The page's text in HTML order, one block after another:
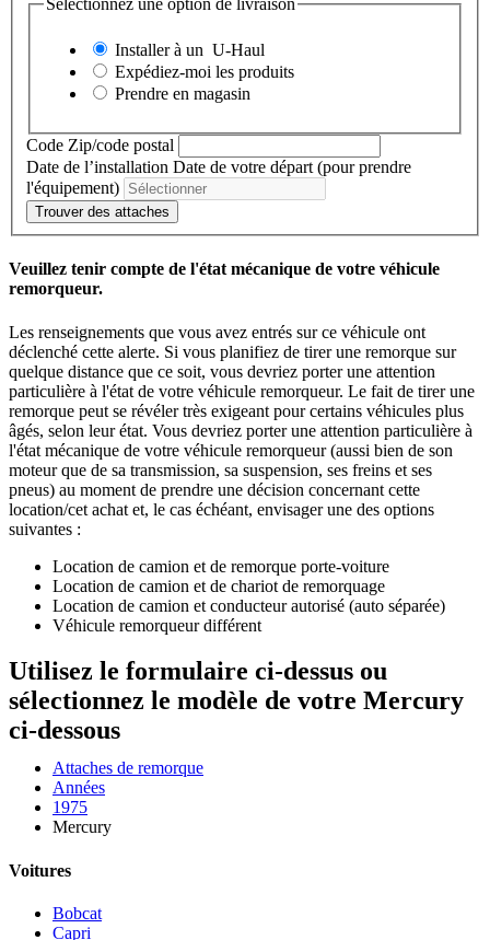
Sélectionnez une option de livraison
Installer à un U-Haul
Expédiez-moi les produits
Prendre en magasin
Code Zip/code postal
Date de l’installation Date de votre départ (pour prendre
l'équipement)
Trouver des attaches
Veuillez tenir compte de l'état mécanique de votre véhicule
remorqueur.
Les renseignements que vous avez entrés sur ce véhicule ont
déclenché cette alerte. Si vous planifiez de tirer une remorque sur
quelque distance que ce soit, vous devriez porter une attention
particulière à l'état de votre véhicule remorqueur. Le fait de tirer une
remorque peut se révéler très exigeant pour certains véhicules plus
âgés, selon leur état. Vous devriez porter une attention particulière à
l'état mécanique de votre véhicule remorqueur (aussi bien de son
moteur que de sa transmission, sa suspension, ses freins et ses
pneus) au moment de prendre une décision concernant cette
location/cet achat et, le cas échéant, envisager une des options
suivantes :
Location de camion et de remorque porte-voiture
Location de camion et de chariot de remorquage
Location de camion et conducteur autorisé (auto séparée)
Véhicule remorqueur différent
Utilisez le formulaire ci-dessus ou
sélectionnez le modèle de votre Mercury
ci-dessous
Attaches de remorque
Années
1975
Mercury
Voitures
Bobcat
Capri